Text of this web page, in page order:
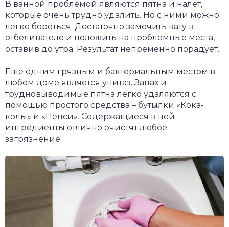
В ванной проблемой являются пятна и налет,
которые очень трудно удалить. Но с ними можно
легко бороться. Достаточно замочить вату в
отбеливателе и положить на проблемные места,
оставив до утра. Результат непременно порадует.
Еще одним грязным и бактериальным местом в
любом доме является унитаз. Запах и
трудновыводимые пятна легко удаляются с
помощью простого средства – бутылки «Кока-
колы» и «Пепси». Содержащиеся в ней
ингредиенты отлично очистят любое
загрязнение.